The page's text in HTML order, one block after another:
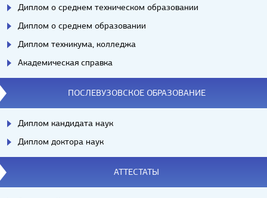
Диплом о среднем техническом образовании
Диплом о среднем образовании
Диплом техникума, колледжа
Академическая справка
ПОСЛЕВУЗОВСКОЕ ОБРАЗОВАНИЕ
Диплом кандидата наук
Диплом доктора наук
АТТЕСТАТЫ